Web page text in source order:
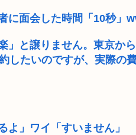
に面会した時間「10秒」
」と譲りません。東京か
したいのですが、実際の
」ワイ「すいません」